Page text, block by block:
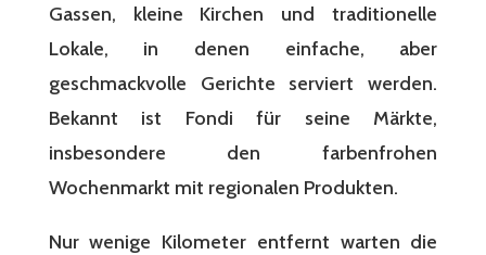
Gassen, kleine Kirchen und traditionelle
Lokale, in denen einfache, aber
geschmackvolle Gerichte serviert werden.
Bekannt ist Fondi für seine Märkte,
insbesondere den farbenfrohen
Wochenmarkt mit regionalen Produkten.
Nur wenige Kilometer entfernt warten die